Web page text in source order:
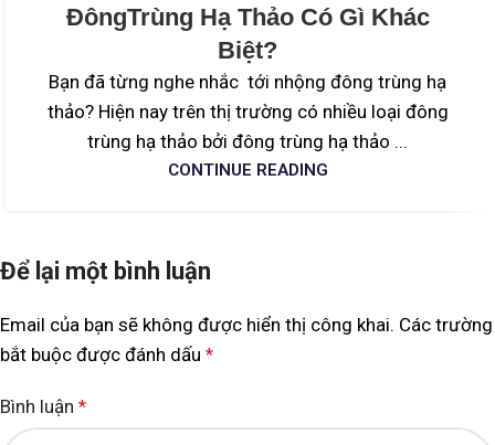
ĐôngTrùng Hạ Thảo Có Gì Khác
Biệt?
Bạn đã từng nghe nhắc tới nhộng đông trùng hạ
thảo? Hiện nay trên thị trường có nhiều loại đông
trùng hạ thảo bởi đông trùng hạ thảo ...
CONTINUE READING
Để lại một bình luận
Email của bạn sẽ không được hiển thị công khai. Các trường
bắt buộc được đánh dấu *
Bình luận *